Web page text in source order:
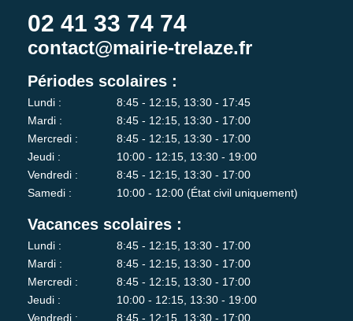
02 41 33 74 74
contact@mairie-trelaze.fr
Périodes scolaires :
Lundi :
8:45 - 12:15, 13:30 - 17:45
Mardi :
8:45 - 12:15, 13:30 - 17:00
Mercredi :
8:45 - 12:15, 13:30 - 17:00
Jeudi :
10:00 - 12:15, 13:30 - 19:00
Vendredi :
8:45 - 12:15, 13:30 - 17:00
Samedi :
10:00 - 12:00 (État civil uniquement)
Vacances scolaires :
Lundi :
8:45 - 12:15, 13:30 - 17:00
Mardi :
8:45 - 12:15, 13:30 - 17:00
Mercredi :
8:45 - 12:15, 13:30 - 17:00
Jeudi :
10:00 - 12:15, 13:30 - 19:00
Vendredi :
8:45 - 12:15, 13:30 - 17:00